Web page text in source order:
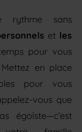
rythme sans
et les
pour vous
en place
pour vous
vous que
égoïste—c’est